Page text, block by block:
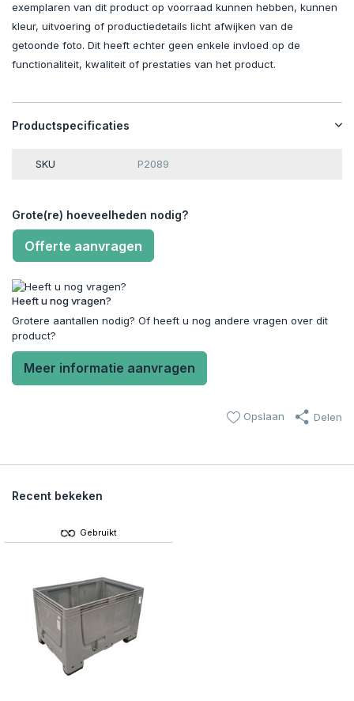
exemplaren van dit product op voorraad kunnen hebben, kunnen
kleur, uitvoering of productiedetails licht afwijken van de
getoonde foto. Dit heeft echter geen enkele invloed op de
functionaliteit, kwaliteit of prestaties van het product.
Productspecificaties
SKU P2089
Grote(re) hoeveelheden nodig?
Offerte aanvragen
Heeft u nog vragen?
Grotere aantallen nodig? Of heeft u nog andere vragen over dit
product?
Meer informatie aanvragen
Opslaan Delen
Recent bekeken
Gebruikt